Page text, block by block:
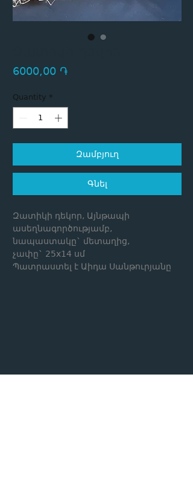
6000,00 ֏Price
Quantity *
Զամբյուղ
Գնել
Զատիկի դեկոր, Այնթապի
ասեղնագործությամբ,
նապաստակը` մետաղից,
չափը` 25x14 սմ
Պատրաստել է Աիդա Սանթուրյանը